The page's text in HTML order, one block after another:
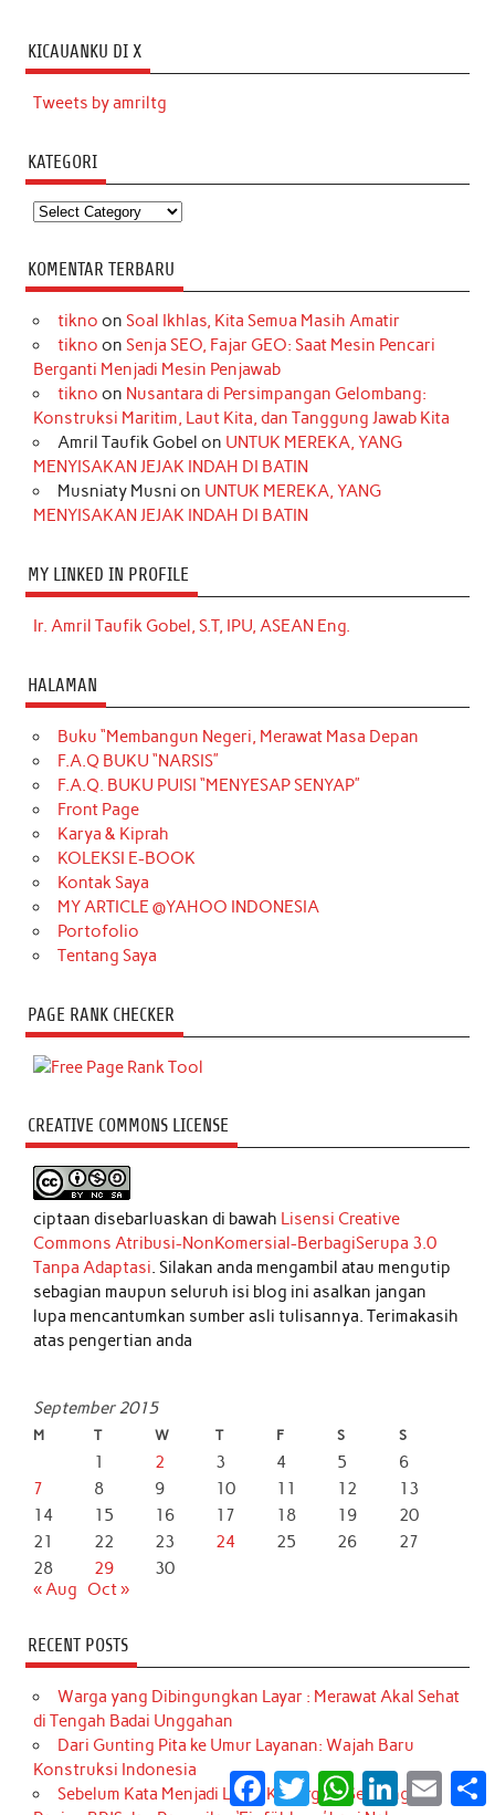
KICAUANKU DI X
Tweets by amriltg
KATEGORI
Kategori
KOMENTAR TERBARU
tikno on Soal Ikhlas, Kita Semua Masih Amatir
tikno on Senja SEO, Fajar GEO: Saat Mesin Pencari
Berganti Menjadi Mesin Penjawab
tikno on Nusantara di Persimpangan Gelombang:
Konstruksi Maritim, Laut Kita, dan Tanggung Jawab Kita
Amril Taufik Gobel on UNTUK MEREKA, YANG
MENYISAKAN JEJAK INDAH DI BATIN
Musniaty Musni on UNTUK MEREKA, YANG
MENYISAKAN JEJAK INDAH DI BATIN
MY LINKED IN PROFILE
Ir. Amril Taufik Gobel, S.T, IPU, ASEAN Eng.
HALAMAN
Buku “Membangun Negeri, Merawat Masa Depan
F.A.Q BUKU “NARSIS”
F.A.Q. BUKU PUISI “MENYESAP SENYAP”
Front Page
Karya & Kiprah
KOLEKSI E-BOOK
Kontak Saya
MY ARTICLE @YAHOO INDONESIA
Portofolio
Tentang Saya
PAGE RANK CHECKER
CREATIVE COMMONS LICENSE
ciptaan disebarluaskan di bawah Lisensi Creative
Commons Atribusi-NonKomersial-BerbagiSerupa 3.0
Tanpa Adaptasi. Silakan anda mengambil atau mengutip
sebagian maupun seluruh isi blog ini asalkan jangan
lupa mencantumkan sumber asli tulisannya. Terimakasih
atas pengertian anda
September 2015
M T W T F S S
1 2 3 4 5
6
7
8 9 10 11 12
13
14
15 16 17 18 19
20
21
22 23 24 25 26
27
28
29
30
« Aug
Oct »
RECENT POSTS
Warga yang Dibingungkan Layar : Merawat Akal Sehat
di Tengah Badai Unggahan
Dari Gunting Pita ke Umur Layanan: Wajah Baru
Konstruksi Indonesia
Sebelum Kata Menjadi Luka: Kepergian Seorang
Facebook
Twitter WhatsApp
LinkedInEmail